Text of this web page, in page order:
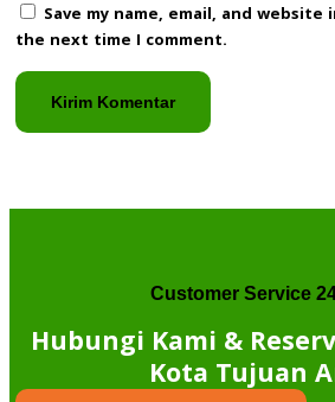
Save my name, email, and
the next time I comment.
Customer Service
Hubungi Kami &
Kota Tujuan